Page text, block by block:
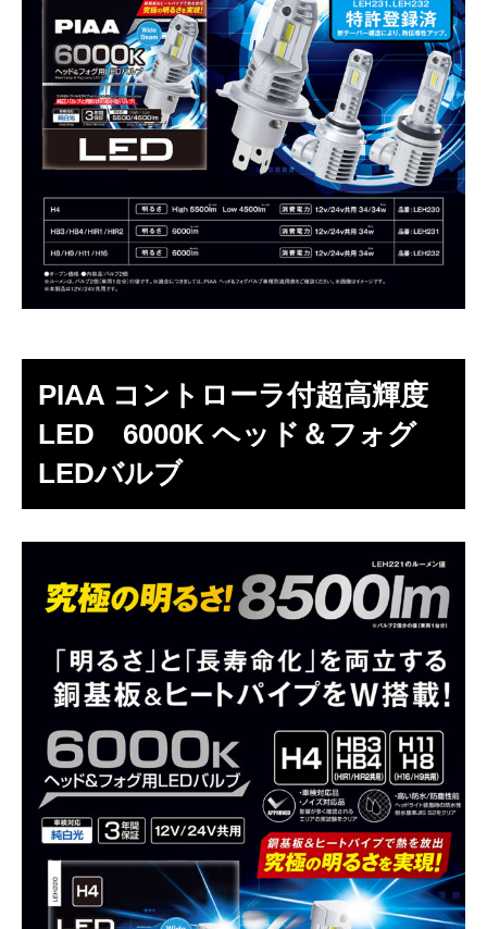
PIAA コントローラ付超高輝度
LED 6000K ヘッド＆フォグ
LEDバルブ